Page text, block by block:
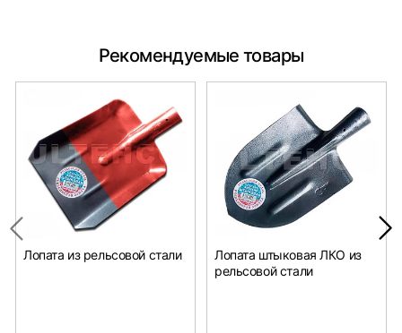
Рекомендуемые товары
Лопата из рельсовой стали
Лопата штыковая ЛКО из
рельсовой стали